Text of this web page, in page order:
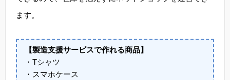
ます。
【製造支援サービスで作れる商品】
・Tシャツ
・スマホケース